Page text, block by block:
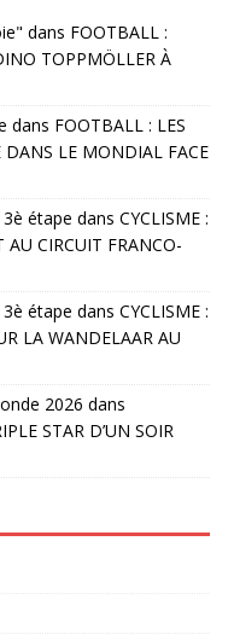
dans FOOTBALL :
TOPPMÖLLER À
dans FOOTBALL : LES
DANS LE MONDIAL FACE
étape dans CYCLISME :
AU CIRCUIT FRANCO-
étape dans CYCLISME :
LA WANDELAAR AU
2026 dans
STAR D’UN SOIR